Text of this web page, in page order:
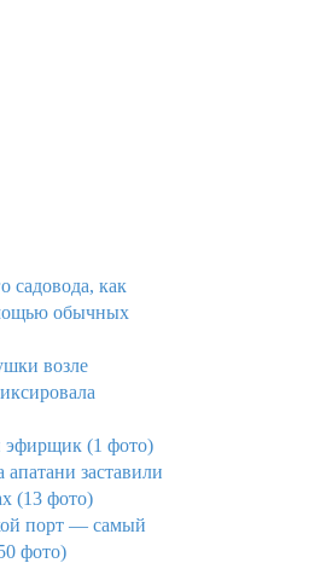
садовода, как
обычных
возле
эфирщик (1 фото)
заставили
(13 фото)
порт — самый
фото)